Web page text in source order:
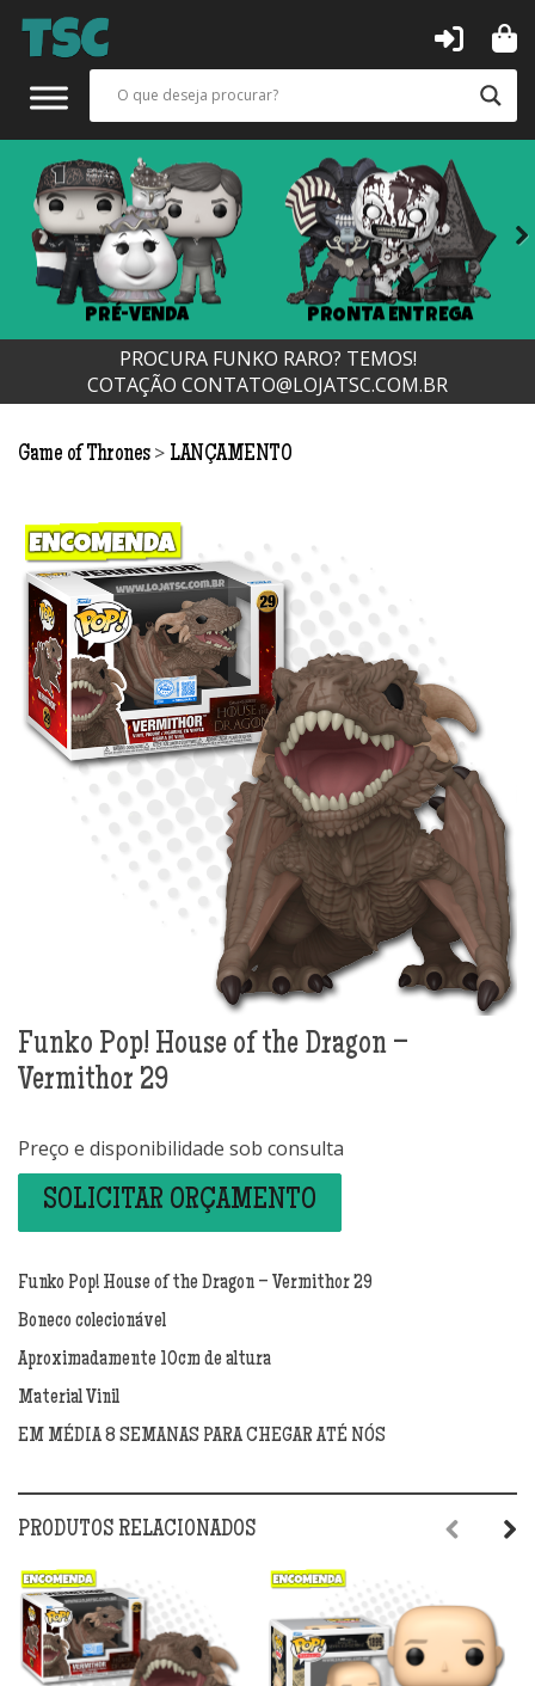
PRÉ-VENDA PRONTA ENTREGA
Next
PROCURA FUNKO RARO? TEMOS!
COTAÇÃO CONTATO@LOJATSC.COM.BR
Game of Thrones > LANÇAMENTO
Funko Pop! House of the Dragon –
Vermithor 29
Preço e disponibilidade sob consulta
SOLICITAR ORÇAMENTO
Funko Pop! House of the Dragon – Vermithor 29
Boneco colecionável
Aproximadamente 10cm de altura
Material Vinil
EM MÉDIA 8 SEMANAS PARA CHEGAR ATÉ NÓS
PRODUTOS RELACIONADOS